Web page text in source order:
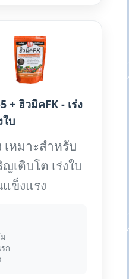
+ ฮิวมิคFK - เร่ง
ใบ
เหมาะสำหรับ
เติบโต เร่งใบ
แข็งแรง
ก